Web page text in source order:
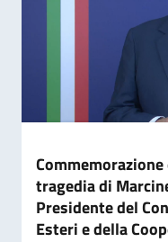
tragedia di
Presidente del
Esteri e della